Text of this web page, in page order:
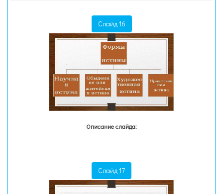
Слайд 16
Описание слайда:
Слайд 17